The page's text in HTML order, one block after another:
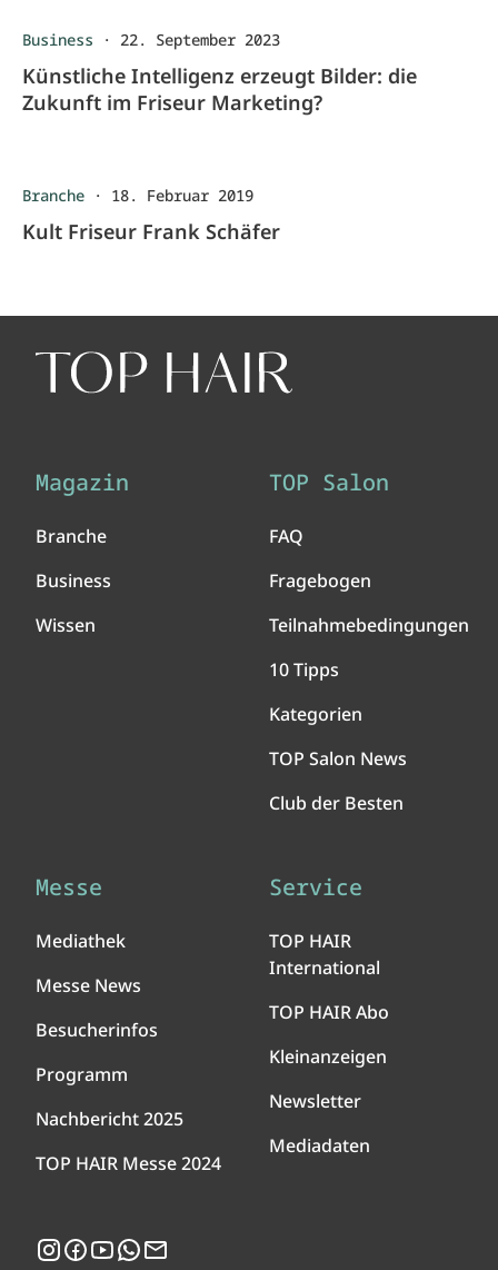
Business · 22. September 2023
Künstliche Intelligenz erzeugt Bilder: die
Zukunft im Friseur Marketing?
Branche · 18. Februar 2019
Kult Friseur Frank Schäfer
Magazin
Branche
Business
Wissen
TOP Salon
FAQ
Fragebogen
Teilnahmebedingungen
10 Tipps
Kategorien
TOP Salon News
Club der Besten
Messe
Mediathek
Messe News
Besucherinfos
Programm
Nachbericht 2025
TOP HAIR Messe 2024
Service
TOP HAIR
International
TOP HAIR Abo
Kleinanzeigen
Newsletter
Mediadaten
Instagram
Facebook
YouTubeWhatsApp